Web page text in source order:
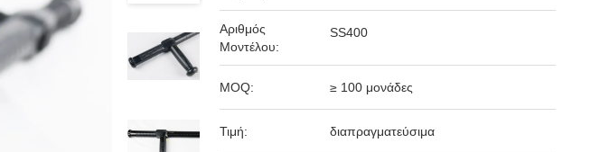
Αριθμός
Μοντέλου:
SS400
MOQ: ≥ 100 μονάδες
Τιμή: διαπραγματεύσιμα